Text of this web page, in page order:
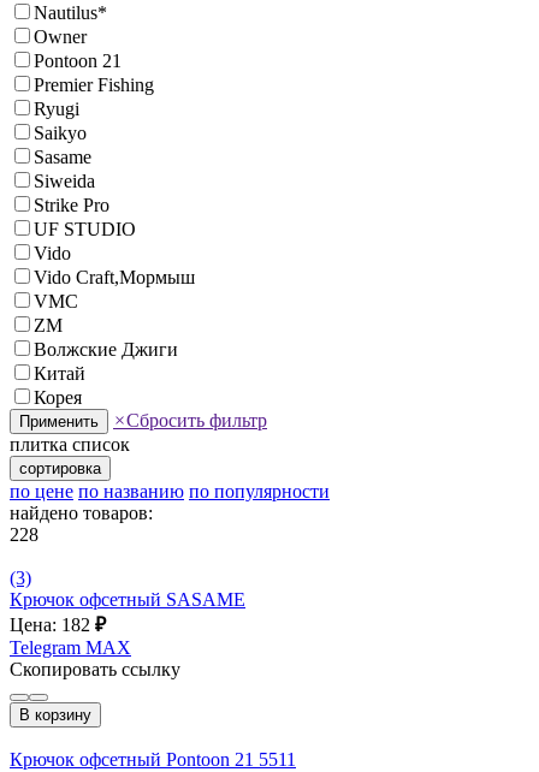
Nautilus*
Owner
Pontoon 21
Premier Fishing
Ryugi
Saikyo
Sasame
Siweida
Strike Pro
UF STUDIO
Vido
Vido Craft,Мормыш
VMC
ZM
Волжские Джиги
Китай
Корея
Применить ×Сбросить фильтр
плитка список
сортировка
по цене по названию по популярности
найдено товаров:
228
(3)
Крючок офсетный SASAME
Цена: 182 ₽
Telegram MAX
Скопировать ссылку
В корзину
Крючок офсетный Pontoon 21 5511